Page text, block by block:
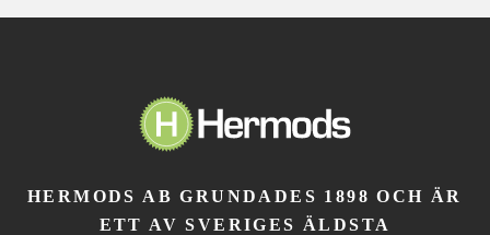
HERMODS AB GRUNDADES 1898 OCH ÄR
ETT AV SVERIGES ÄLDSTA